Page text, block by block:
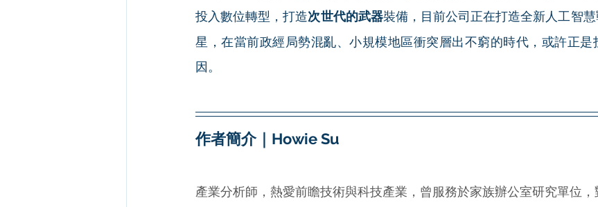
投入數位轉型，打造次世代的武器裝備，目前公司正在打造全新人工智
星，在當前政經局勢混亂、小規模地區衝突層出不窮的時代，或許正
因。
作者簡介｜Howie Su
產業分析師，熱愛前瞻技術與科技產業，曾服務於家族辦公室研究單位